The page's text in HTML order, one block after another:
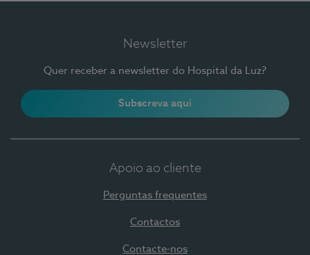
Newsletter
Quer receber a newsletter do Hospital da Luz?
Subscreva aqui
Apoio ao cliente
Perguntas frequentes
Contactos
Contacte-nos